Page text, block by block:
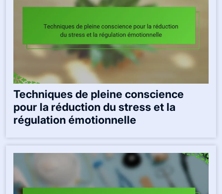
Techniques de pleine conscience
pour la réduction du stress et la
régulation émotionnelle